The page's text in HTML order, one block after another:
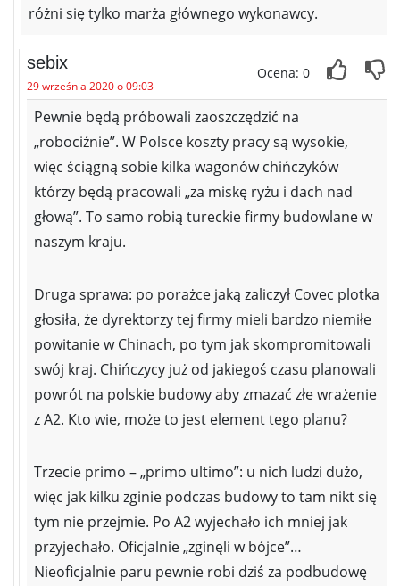
różni się tylko marża głównego wykonawcy.
sebix
29 września 2020 o 09:03
Ocena: 0
Pewnie będą próbowali zaoszczędzić na
„robociźnie”. W Polsce koszty pracy są wysokie,
więc ściągną sobie kilka wagonów chińczyków
którzy będą pracowali „za miskę ryżu i dach nad
głową”. To samo robią tureckie firmy budowlane w
naszym kraju.
Druga sprawa: po porażce jaką zaliczył Covec plotka
głosiła, że dyrektorzy tej firmy mieli bardzo niemiłe
powitanie w Chinach, po tym jak skompromitowali
swój kraj. Chińczycy już od jakiegoś czasu planowali
powrót na polskie budowy aby zmazać złe wrażenie
z A2. Kto wie, może to jest element tego planu?
Trzecie primo – „primo ultimo”: u nich ludzi dużo,
więc jak kilku zginie podczas budowy to tam nikt się
tym nie przejmie. Po A2 wyjechało ich mniej jak
przyjechało. Oficjalnie „zginęli w bójce”…
Nieoficjalnie paru pewnie robi dziś za podbudowę